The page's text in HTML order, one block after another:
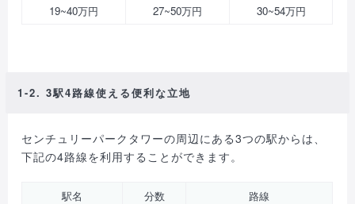
19~40万円
27~50万円 30~54万円
1-2. 3駅4路線使える便利な立地
センチュリーパークタワーの周辺にある3つの駅からは、
下記の4路線を利用することができます。
駅名 分数
路線